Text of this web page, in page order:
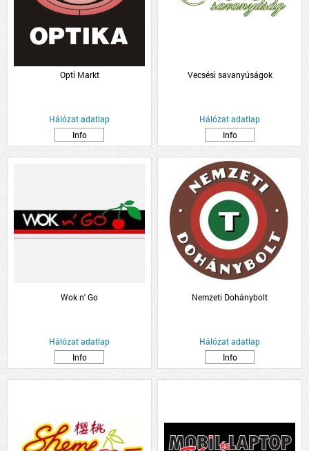
Opti Markt
Hálózat adatlap
Info
Vecsési savanyúságok
Hálózat adatlap
Info
Wok n' Go
Hálózat adatlap
Info
Nemzeti Dohánybolt
Hálózat adatlap
Info